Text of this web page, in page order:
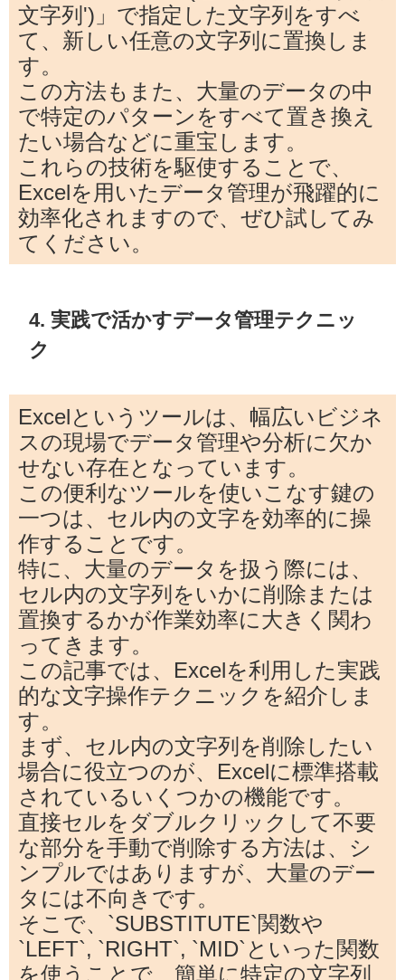
文字列')」で指定した文字列をすべ
て、新しい任意の文字列に置換しま
す。
この方法もまた、大量のデータの中
で特定のパターンをすべて置き換え
たい場合などに重宝します。
これらの技術を駆使することで、
Excelを用いたデータ管理が飛躍的に
効率化されますので、ぜひ試してみ
てください。
4. 実践で活かすデータ管理テクニッ
ク
Excelというツールは、幅広いビジネ
スの現場でデータ管理や分析に欠か
せない存在となっています。
この便利なツールを使いこなす鍵の
一つは、セル内の文字を効率的に操
作することです。
特に、大量のデータを扱う際には、
セル内の文字列をいかに削除または
置換するかが作業効率に大きく関わ
ってきます。
この記事では、Excelを利用した実践
的な文字操作テクニックを紹介しま
す。
まず、セル内の文字列を削除したい
場合に役立つのが、Excelに標準搭載
されているいくつかの機能です。
直接セルをダブルクリックして不要
な部分を手動で削除する方法は、シ
ンプルではありますが、大量のデー
タには不向きです。
そこで、`SUBSTITUTE`関数や
`LEFT`, `RIGHT`, `MID`といった関数
を使うことで、簡単に特定の文字列